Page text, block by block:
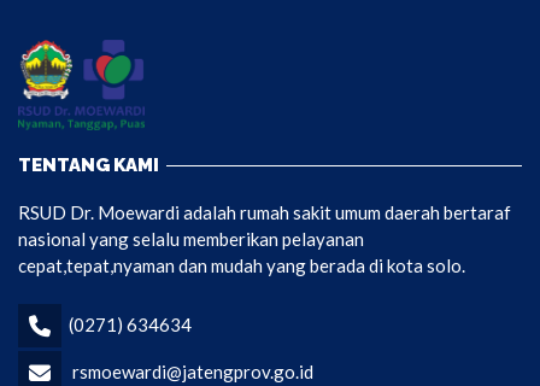
TENTANG KAMI
RSUD Dr. Moewardi adalah rumah sakit umum daerah bertaraf
nasional yang selalu memberikan pelayanan
cepat,tepat,nyaman dan mudah yang berada di kota solo.
(0271) 634634
rsmoewardi@jatengprov.go.id